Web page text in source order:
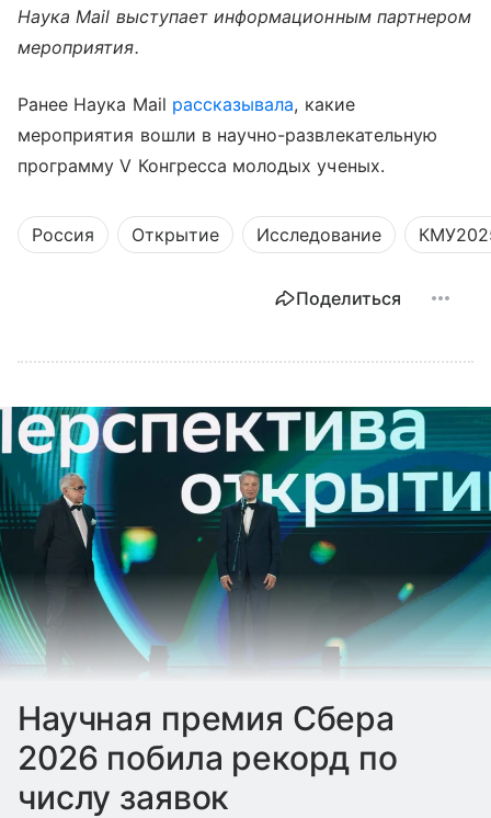
Наука Mail выступает информационным партнером
мероприятия.
Ранее Наука Mail рассказывала, какие
мероприятия вошли в научно-развлекательную
программу V Конгресса молодых ученых.
Россия Открытие Исследование
Поделиться
Научная премия Сбера
2026 побила рекорд по
числу заявок